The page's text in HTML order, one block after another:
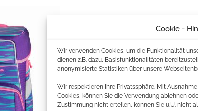
Cookie -
Wir verwenden Cookies, um die Funktionalität
dienen z.B. dazu, Basisfunktionalitäten
anonymisierte Statistiken über unsere
Wir respektieren Ihre Privatssphäre. Mit
Cookies, können Sie die Verwendung ablehnen
Zustimmung nicht erteilen, können Sie u.U. nicht